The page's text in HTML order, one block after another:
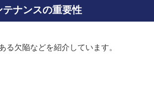
ナンスの重要性
る欠陥などを紹介しています。